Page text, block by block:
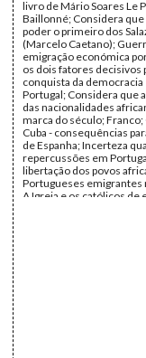
livro de Mário Soares Le
Baillonné; Considera
poder o primeiro dos
(Marcelo Caetano);
emigração económica
os dois fatores decisivos
conquista da democracia
Portugal; Considera que
das nacionalidades
marca do século;
Cuba - consequências
de Espanha; Incerteza
repercussões em
libertação dos povos
Portugueses emigrantes
A Igreja e os católicos de